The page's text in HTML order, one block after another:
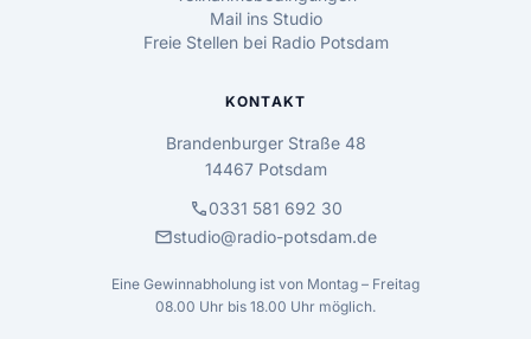
Mail ins Studio
Freie Stellen bei Radio Potsdam
KONTAKT
Brandenburger Straße 48
14467 Potsdam
call0331 581 692 30
mailstudio@radio-potsdam.de
Eine Gewinnabholung ist von Montag – Freitag
08.00 Uhr bis 18.00 Uhr möglich.